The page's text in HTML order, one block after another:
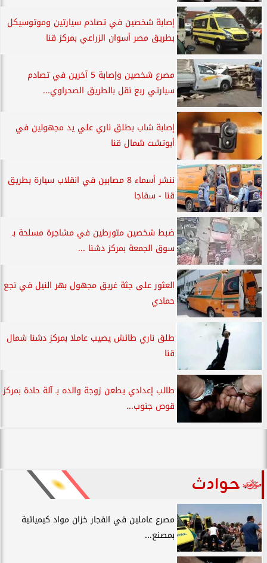
إصابة شخصين في تصادم سيارتين وموتوسيكل
بطريق مصر أسوان الزراعي بمركز قنا
مصرع شخصين وإصابة 5 آخرين في تصادم
سيارتي ربع نقل بالطريق الصحراوي...
إصابة شاب بطلق ناري علي يد مجهولين في
أبوتشت شمال قنا
ننشر أسماء 8 مصابين في انقلاب سيارة بطريق
قنا - سفاجا
ضبط شخصين متورطين في مشاجرة مسلحة بـ
سوق الجمعة بمركز دشنا ...
العثور على جثة غريق مجهول بهر النيل في نجع
حمادي
طلق ناري طائش يصيب عاملا بمركز دشنا شمال
قنا
طالب إعدادي يطعن زوجة والده بـ آلة حادة بمركز
قوص جنوب...
حوادث
مصرع عاملين في انفجار خزان مواد كيميائية
بمصنع...